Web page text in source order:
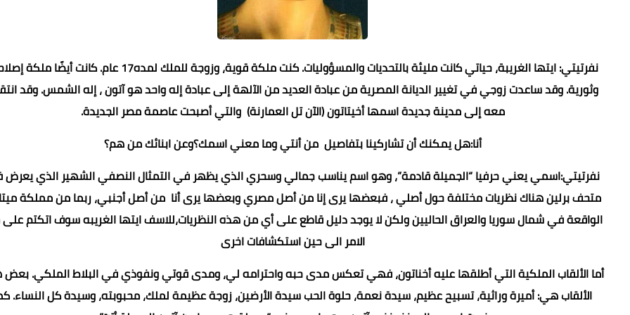
نفرتيتي: ايتها الغريبة، حياتي كانت مليئة بالتحديات والمسؤوليات. كنت ملكة قوية، وزوجة للملك لمده17 عام. كانت
وثورية. وقد ساعدت زوجي في تغيير الديانة المصرية من عبادة العديد من الآلهة إلى عبادة إله واحد هو آتون ، إله الشمس. وقد
معه إلى مدينة جديدة اسمها أخيتاتون (الآن تل العمارنة) والتي أصبحت عاصمة مصر الجديدة.
أنا:هل يمكنك أن تشاركينا بتفاصيل من أنتي وما معني اسمك؟وعن ابنائك من هم؟
نفرتيتي:اسمي يعني حرفيا “الجميلة قادمة”، وهو اسم يناسب جمالي وسحري الذي يظهر في التمثال النصفي الشهير الذي
متحف برلين هناك نظريات مختلفة حول أصلي ، فبعضها يرى إنا من أصل مصري وبعضها يرى أنا من أصل أجنبي، ربما من مملكة
الواقعة في شمال سوريا والعراق الحاليين ولكن لا يوجد دليل قاطع على أي من هذه النظريات،للاسف ايتها الغريبه سوف اتكتم
الامر الى حين استكشافات اخرى
أما الألقاب الملكية التي أطلقها عليه أخناتون، فهي تعكس مدى حبه واحترامه لي، ومدى قوتي ونفوذي في البلاط الملكي.
الألقاب هي: أميرة وراثية، تسبيح عظيم، سيدة نعمة، حلوة الحب سيدة الأرضين، زوجة عظيمة لملك، محبوبته، وسيدة كل النساء.